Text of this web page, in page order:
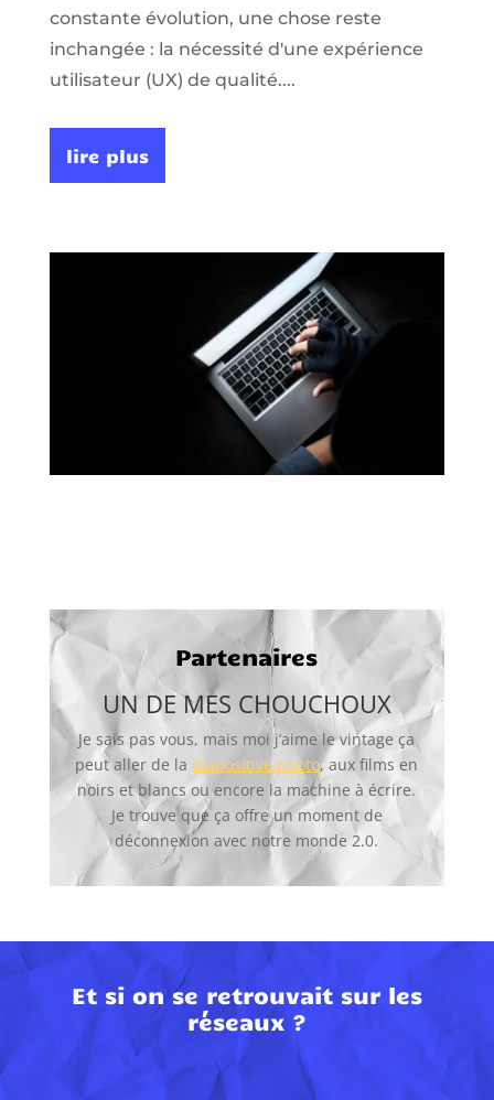
constante évolution, une chose reste
inchangée : la nécessité d'une expérience
utilisateur (UX) de qualité....
lire plus
Partenaires
UN DE MES CHOUCHOUX
Je sais pas vous, mais moi j’aime le vintage ça
peut aller de la diapositive photo, aux films en
noirs et blancs ou encore la machine à écrire.
Je trouve que ça offre un moment de
déconnexion avec notre monde 2.0.
Et si on se retrouvait sur les
réseaux ?